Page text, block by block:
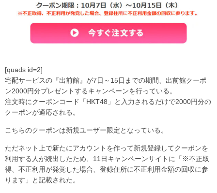
[quads id=2]
宅配サービスの『出前館』が7日～15日までの期間、出前館クーポ
ン2000円分プレゼントするキャンペーンを行っている。
注文時にクーポンコード「HKT48」と入力されるだけで2000円分の
クーポンが適応される。
こちらのクーポンは新規ユーザー限定となっている。
ただネット上で新たにアカウントを作って新規登録してクーポンを
利用する人が続出したため、11日キャンペーンサイトに「※不正取
得、不正利用が発覚した場合、登録住所に不正利用金額の回収に参
ります」と記載された。